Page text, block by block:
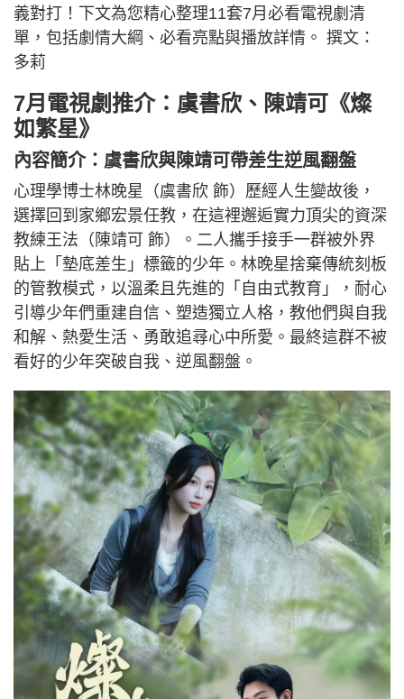
義對打！下文為您精心整理11套7月必看電視劇清
單，包括劇情大綱、必看亮點與播放詳情。 撰文：
多莉
7月電視劇推介：虞書欣、陳靖可《燦
如繁星》
內容簡介：虞書欣與陳靖可帶差生逆風翻盤
心理學博士林晚星（虞書欣 飾）歷經人生變故後，
選擇回到家鄉宏景任教，在這裡邂逅實力頂尖的資深
教練王法（陳靖可 飾）。二人攜手接手一群被外界
貼上「墊底差生」標籤的少年。林晚星捨棄傳統刻板
的管教模式，以溫柔且先進的「自由式教育」，耐心
引導少年們重建自信、塑造獨立人格，教他們與自我
和解、熱愛生活、勇敢追尋心中所愛。最終這群不被
看好的少年突破自我、逆風翻盤。